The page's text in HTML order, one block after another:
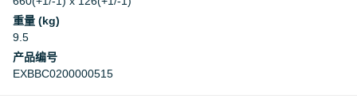
重量 (kg)
9.5
产品编号
EXBBC0200000515